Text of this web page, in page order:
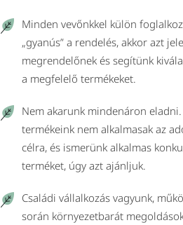
Minden vevőnkkel külön
„gyanús” a rendelés, akkor azt
megrendelőnek és segítünk
a megfelelő termékeket.
Nem akarunk mindenáron eladni.
termékeink nem alkalmasak az
célra, és ismerünk alkalmas
terméket, úgy azt ajánljuk.
Családi vállalkozás vagyunk,
során környezetbarát